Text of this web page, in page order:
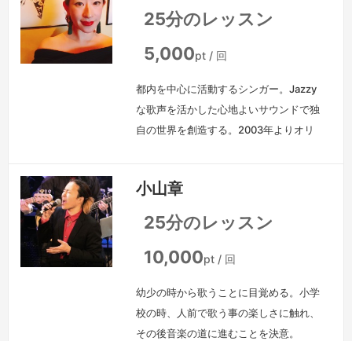
どのミュージカルや『ショーシャンクの
空に』などの本格的なストレート芝居
等、舞台や映像作品に多数出演。2012
初監督したミュージカル映画『…続き
を見る »
25分のレッスン
5,000pt / 回
都内を中心に活動するシンガー。Jazzy
な歌声を活かした心地よいサウンドで独
自の世界を創造する。2003年よりオリ
Cover lover projectシリーズに8作品に
ボーカルとして参加。2012年シングル
曲"Candle"リリース。現在はJazzを中
心にライブ活動を行っている。『自分の
える…続きを見る »
小山章
25分のレッスン
10,000pt / 回
幼少の時から歌うことに目覚める。小学
校の時、人前で歌う事の楽しさに触れ、
その後音楽の道に進むことを決意。